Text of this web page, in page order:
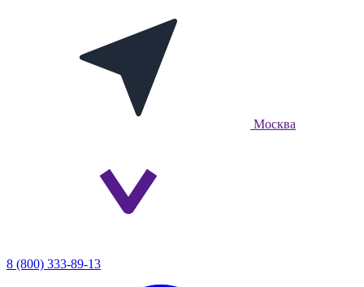
Москва
8 (800) 333-89-13